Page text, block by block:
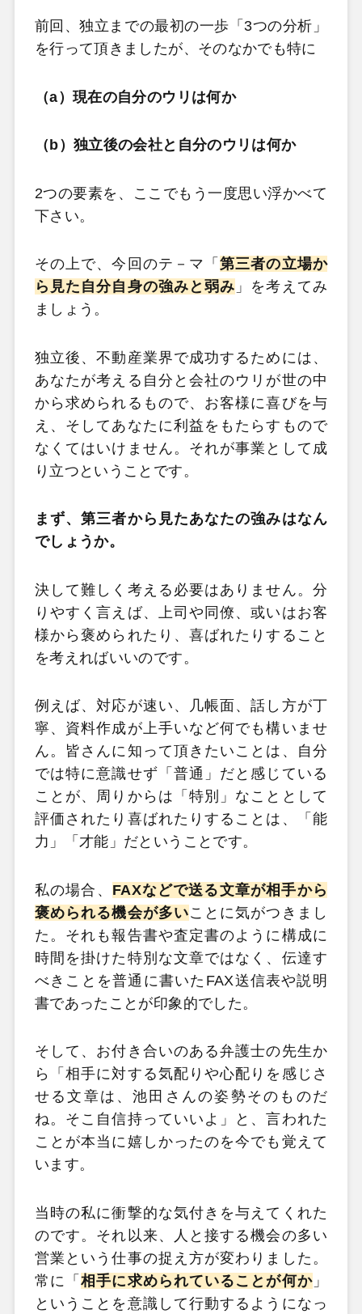
前回、独立までの最初の一歩「3つの分析」
を行って頂きましたが、そのなかでも特に
（a）現在の自分のウリは何か
（b）独立後の会社と自分のウリは何か
2つの要素を、ここでもう一度思い浮かべて
下さい。
その上で、今回のテ－マ「第三者の立場か
ら見た自分自身の強みと弱み 」を考えてみ
ましょう。
独立後、不動産業界で成功するためには、
あなたが考える自分と会社のウリが世の中
から求められるもので、お客様に喜びを与
え、そしてあなたに利益をもたらすもので
なくてはいけません。それが事業として成
り立つということです。
まず、第三者から見たあなたの強みはなん
でしょうか。
決して難しく考える必要はありません。分
りやすく言えば、上司や同僚、或いはお客
様から褒められたり、喜ばれたりすること
を考えればいいのです。
例えば、対応が速い、几帳面、話し方が丁
寧、資料作成が上手いなど何でも構いませ
ん。皆さんに知って頂きたいことは、自分
では特に意識せず「普通」だと感じている
ことが、周りからは「特別」なこととして
評価されたり喜ばれたりすることは、「能
力」「才能」だということです。
私の場合、 FAXなどで送る文章が相手から
褒められる機会が多いことに気がつきまし
た。それも報告書や査定書のように構成に
時間を掛けた特別な文章ではなく、伝達す
べきことを普通に書いたFAX送信表や説明
書であったことが印象的でした。
そして、お付き合いのある弁護士の先生か
ら「相手に対する気配りや心配りを感じさ
せる文章は、池田さんの姿勢そのものだ
ね。そこ自信持っていいよ」と、言われた
ことが本当に嬉しかったのを今でも覚えて
います。
当時の私に衝撃的な気付きを与えてくれた
のです。それ以来、人と接する機会の多い
営業という仕事の捉え方が変わりました。
常に「相手に求められていることが何か」
ということを意識して行動するようになっ